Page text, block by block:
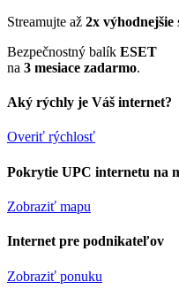
Streamujte až 2x výhodnejšie
Bezpečnostný balík ESET
na 3 mesiace zadarmo.
Aký rýchly je Váš internet?
Overiť rýchlosť
Pokrytie UPC internetu na
Zobraziť mapu
Internet pre podnikateľov
Zobraziť ponuku